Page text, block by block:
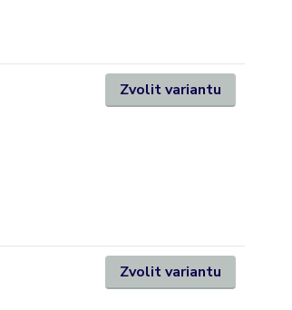
Zvolit variantu
Zvolit variantu